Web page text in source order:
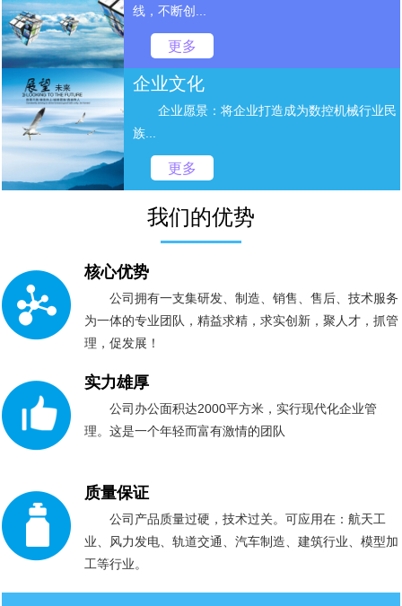
线，不断创...
更多
企业文化
企业愿景：将企业打造成为数控机械行业民
族...
更多
我们的优势
核心优势
公司拥有一支集研发、制造、销售、售后、技术服务
为一体的专业团队，精益求精，求实创新，聚人才，抓管
理，促发展！
实力雄厚
公司办公面积达2000平方米，实行现代化企业管
理。这是一个年轻而富有激情的团队
质量保证
公司产品质量过硬，技术过关。可应用在：航天工
业、风力发电、轨道交通、汽车制造、建筑行业、模型加
工等行业。